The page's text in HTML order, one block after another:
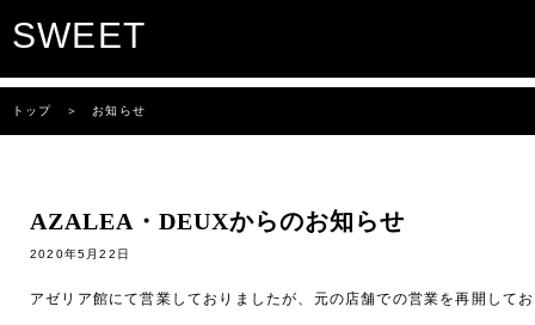
SWEET
トップ ＞ お知らせ
AZALEA・DEUXからのお知らせ
2020年5月22日
アゼリア館にて営業しておりましたが、元の店舗での営業を再開して